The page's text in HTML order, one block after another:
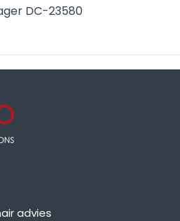
DC-23580
advies